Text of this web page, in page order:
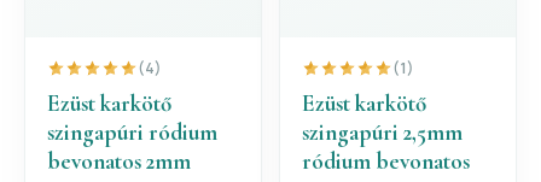
(4)
Ezüst karkötő
szingapúri ródium
bevonatos 2mm
(1)
Ezüst karkötő
szingapúri 2,5mm
ródium bevonatos